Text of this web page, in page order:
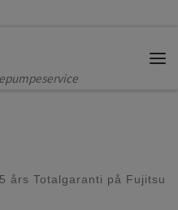
5 års Totalgaranti på Fujitsu